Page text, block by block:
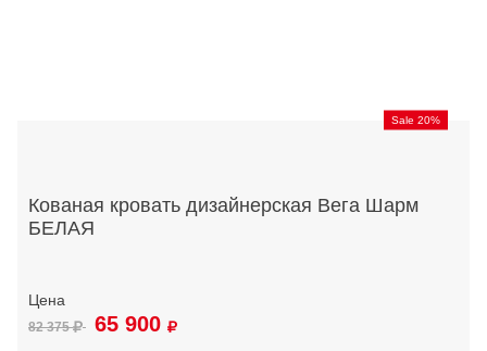
Sale 20%
Кованая кровать дизайнерская Вега Шарм
БЕЛАЯ
82 375 65 900